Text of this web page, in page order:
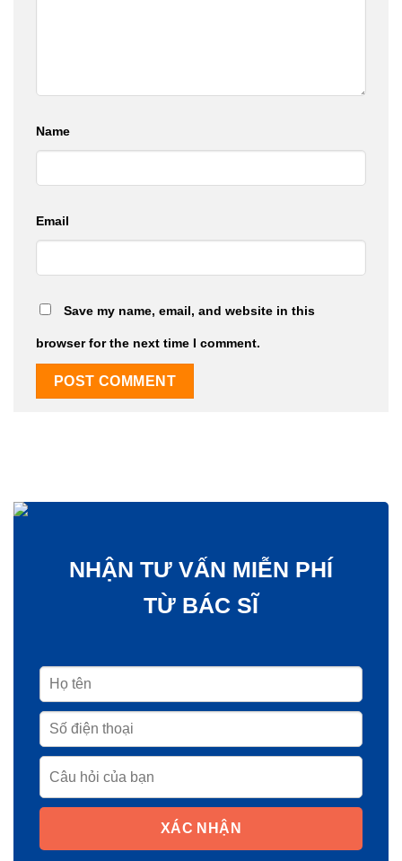
Name
Email
Save my name, email, and website in this
browser for the next time I comment.
NHẬN TƯ VẤN MIỄN PHÍ
TỪ BÁC SĨ
XÁC NHẬN